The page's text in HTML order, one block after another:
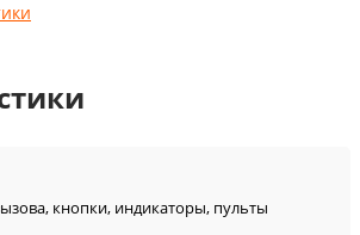
кнопки, индикаторы, пульты